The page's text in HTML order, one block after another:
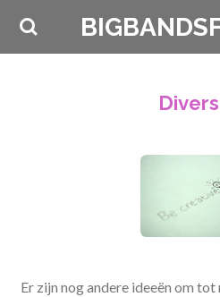
Ga
Er zijn nog andere ideeën om